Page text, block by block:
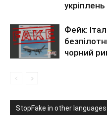
укріплень
Фейк:
чорний
StopFake in other languages